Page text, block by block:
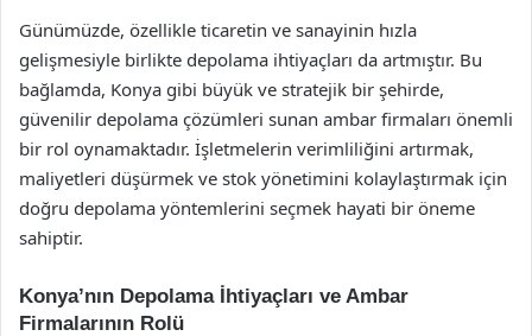
Günümüzde, özellikle ticaretin ve sanayinin hızla
gelişmesiyle birlikte depolama ihtiyaçları da artmıştır. Bu
bağlamda, Konya gibi büyük ve stratejik bir şehirde,
güvenilir depolama çözümleri sunan ambar firmaları önemli
bir rol oynamaktadır. İşletmelerin verimliliğini artırmak,
maliyetleri düşürmek ve stok yönetimini kolaylaştırmak için
doğru depolama yöntemlerini seçmek hayati bir öneme
sahiptir.
Konya’nın Depolama İhtiyaçları ve Ambar
Firmalarının Rolü